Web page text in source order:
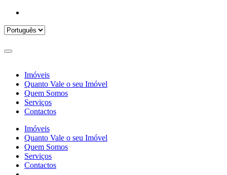
Imóveis
Quanto Vale o seu Imóvel
Quem Somos
Serviços
Contactos
Imóveis
Quanto Vale o seu Imóvel
Quem Somos
Serviços
Contactos